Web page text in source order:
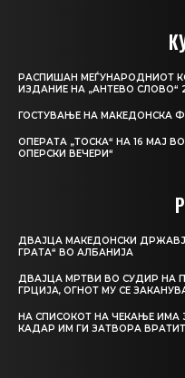
РАСПИШАН МЕЃУНАРОДНИОТ
ИЗДАНИЕ НА „АНТЕВО СЛОВО“
ГОСТУВАЊЕ НА МАКЕДОНСКА
ОПЕРАТА „ТОСКА“ НА 16 МАЈ
ОПЕРСКИ ВЕЧЕРИ“
ДВАЈЦА МАКЕДОНСКИ
ГРАТА“ ВО АЛБАНИЈА
ДВАЈЦА МРТВИ ВО СУДИР НА
ГРЦИЈА, ОГНОТ МУ СЕ
НА СПИСОКОТ НА ЧЕКАЊЕ ИМА
КАДАР ИМ ГИ ЗАТВОРА